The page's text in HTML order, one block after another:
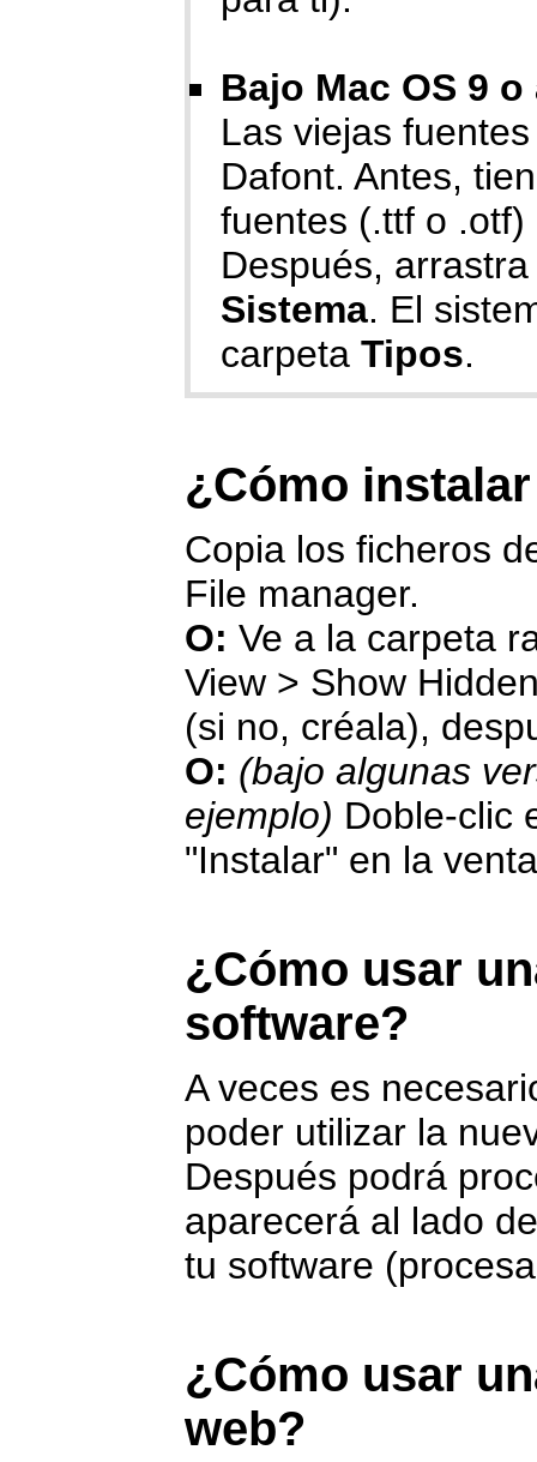
Bajo Mac OS 9
Las viejas
Dafont. Antes,
fuentes (.ttf o
Después,
Sistema. El
carpeta Tipos.
¿Cómo
Copia los ficheros
File manager.
O: Ve a la carpeta
View > Show
(si no, créala),
O: (bajo algunas
ejemplo) Doble-clic
"Instalar" en la
¿Cómo usar
software?
A veces es
poder utilizar la
Después podrá
aparecerá al lado
tu software
¿Cómo usar
web?